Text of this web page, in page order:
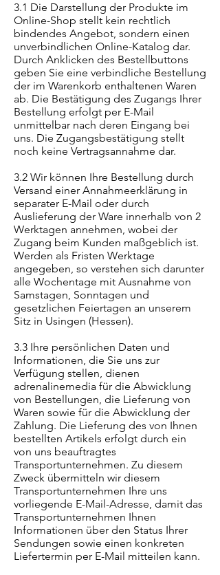
3.1 Die Darstellung der Produkte im
Online-Shop stellt kein rechtlich
bindendes Angebot, sondern einen
unverbindlichen Online-Katalog dar.
Durch Anklicken des Bestellbuttons
geben Sie eine verbindliche Bestellung
der im Warenkorb enthaltenen Waren
ab. Die Bestätigung des Zugangs Ihrer
Bestellung erfolgt per E-Mail
unmittelbar nach deren Eingang bei
uns. Die Zugangsbestätigung stellt
noch keine Vertragsannahme dar.
3.2 Wir können Ihre Bestellung durch
Versand einer Annahmeerklärung in
separater E-Mail oder durch
Auslieferung der Ware innerhalb von 2
Werktagen annehmen, wobei der
Zugang beim Kunden maßgeblich ist.
Werden als Fristen Werktage
angegeben, so verstehen sich darunter
alle Wochentage mit Ausnahme von
Samstagen, Sonntagen und
gesetzlichen Feiertagen an unserem
Sitz in Usingen (Hessen).
3.3 Ihre persönlichen Daten und
Informationen, die Sie uns zur
Verfügung stellen, dienen
adrenalinemedia für die Abwicklung
von Bestellungen, die Lieferung von
Waren sowie für die Abwicklung der
Zahlung. Die Lieferung des von Ihnen
bestellten Artikels erfolgt durch ein
von uns beauftragtes
Transportunternehmen. Zu diesem
Zweck übermitteln wir diesem
Transportunternehmen Ihre uns
vorliegende E-Mail-Adresse, damit das
Transportunternehmen Ihnen
Informationen über den Status Ihrer
Sendungen sowie einen konkreten
Liefertermin per E-Mail mitteilen kann.